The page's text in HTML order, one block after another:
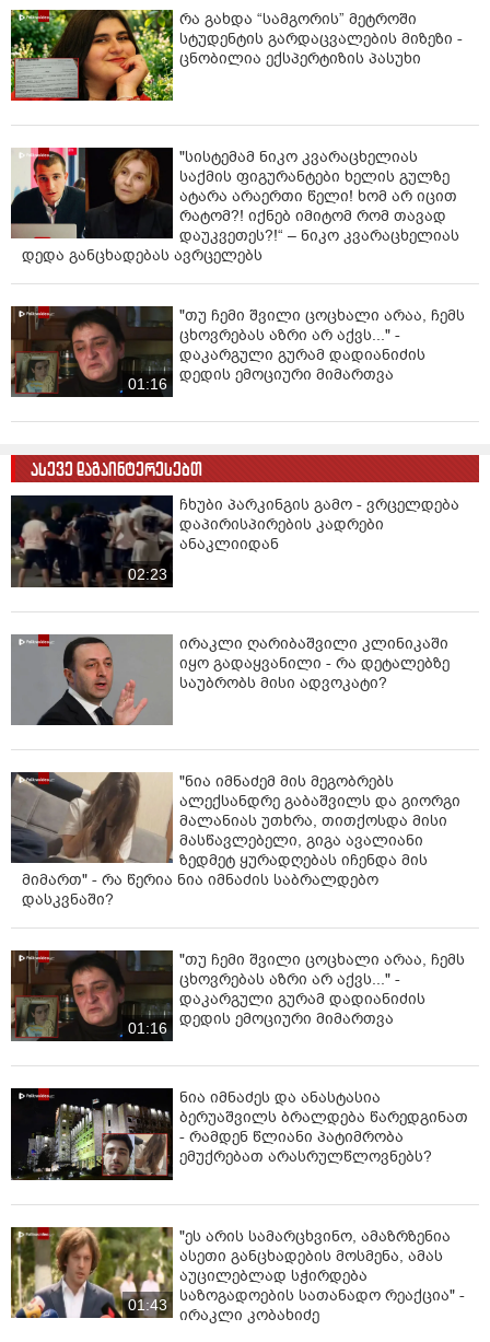
რა გახდა “სამგორის” მეტროში
სტუდენტის გარდაცვალების მიზეზი -
ცნობილია ექსპერტიზის პასუხი
"სისტემამ ნიკო კვარაცხელიას
საქმის ფიგურანტები ხელის გულზე
ატარა არაერთი წელი! ხომ არ იცით
რატომ?! იქნებ იმიტომ რომ თავად
დაუკვეთეს?!“ – ნიკო კვარაცხელიას
დედა განცხადებას ავრცელებს
01:16
"თუ ჩემი შვილი ცოცხალი არაა, ჩემს
ცხოვრებას აზრი არ აქვს..." -
დაკარგული გურამ დადიანიძის
დედის ემოციური მიმართვა
ასევე დაგაინტერესებთ
02:23
ჩხუბი პარკინგის გამო - ვრცელდება
დაპირისპირების კადრები
ანაკლიიდან
ირაკლი ღარიბაშვილი კლინიკაში
იყო გადაყვანილი - რა დეტალებზე
საუბრობს მისი ადვოკატი?
"ნია იმნაძემ მის მეგობრებს
ალექსანდრე გაბაშვილს და გიორგი
მალანიას უთხრა, თითქოსდა მისი
მასწავლებელი, გიგა ავალიანი
ზედმეტ ყურადღებას იჩენდა მის
მიმართ" - რა წერია ნია იმნაძის საბრალდებო
დასკვნაში?
01:16
"თუ ჩემი შვილი ცოცხალი არაა, ჩემს
ცხოვრებას აზრი არ აქვს..." -
დაკარგული გურამ დადიანიძის
დედის ემოციური მიმართვა
ნია იმნაძეს და ანასტასია
ბერუაშვილს ბრალდება წარედგინათ
- რამდენ წლიანი პატიმრობა
ემუქრებათ არასრულწლოვნებს?
01:43
"ეს არის სამარცხვინო, ამაზრზენია
ასეთი განცხადების მოსმენა, ამას
აუცილებლად სჭირდება
საზოგადოების სათანადო რეაქცია" -
ირაკლი კობახიძე